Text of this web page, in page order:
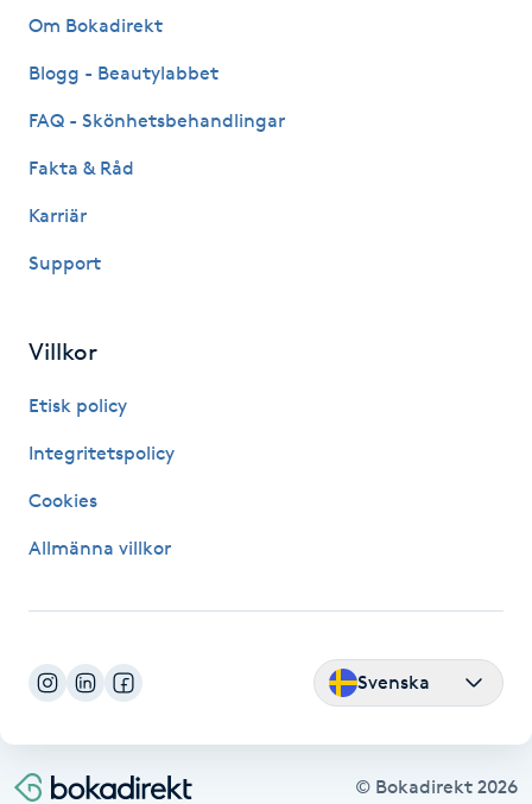
Hälsa
Hälsprickor
Idrottsmassage
Kemisk peeling
Keratinbehandling
Om Bokadirekt
Blogg - Beautylabbet
FAQ - Skönhetsbehandlingar
Fakta & Råd
Karriär
Support
Villkor
Etisk policy
Integritetspolicy
Cookies
Allmänna villkor
Svenska
© Bokadirekt 2026